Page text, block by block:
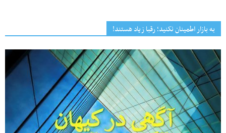
به بازار اطمینان نکنید؛ رقبا زیاد هستند!